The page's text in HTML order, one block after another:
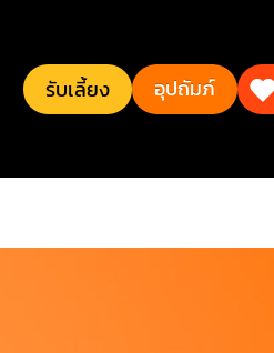
รับเลี้ยง อุปถัมภ์